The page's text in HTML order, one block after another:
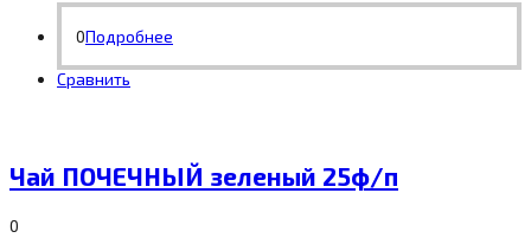
0Подробнее
Сравнить
Чай ПОЧЕЧНЫЙ зеленый 25ф/п
0